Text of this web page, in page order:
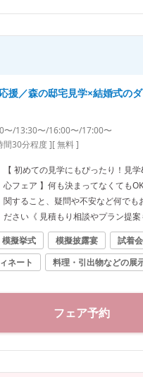
援／森の邸宅見学×結婚式の
〜/13:30〜/16:00〜/17:00〜
間30分程度][ 無料 ]
【 初めての見学にもぴったり！見
心フェア 】何も決まってなくても
関すること、疑問や不安など何でも
ださい《 見積もり相談やプラン提案
模擬挙式 模擬披露宴
試着会
ネート
料理・引出物などの展
フェア予約